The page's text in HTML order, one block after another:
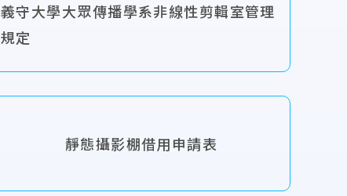
義守大學大眾傳播學系非線性剪輯室管理
規定
靜態攝影棚借用申請表